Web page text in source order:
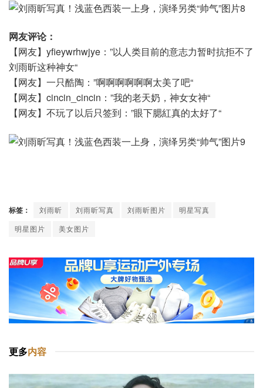
网友评论：
【网友】yfieywrhwjye：”以人类目前的意志力暂时抗拒不了
刘雨昕这种神女“
【网友】一只酷陶：”啊啊啊啊啊啊太美了吧“
【网友】cincin_cincin：”我的老天奶，神女女神“
【网友】不玩了以后只签到：”眼下腮紅真的太好了“
标签： 刘雨昕 刘雨昕写真 刘雨昕图片
明星写真
明星图片
美女图片
更多内容